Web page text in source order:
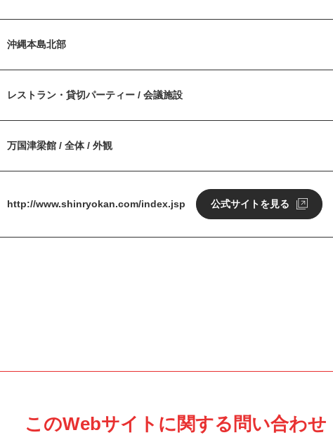
沖縄本島北部
レストラン・貸切パーティー / 会議施設
万国津梁館 / 全体 / 外観
http://www.shinryokan.com/index.jsp 公式サイトを見る
このWebサイトに関する問い合わせ